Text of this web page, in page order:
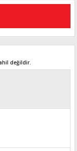
değildir.